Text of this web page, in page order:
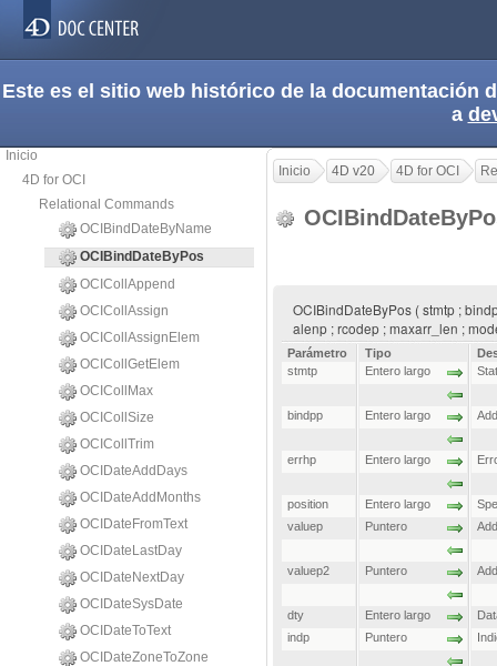
Este es el sitio web histórico de la documentación
a
Inicio
4D for OCI
Relational Commands
OCIBindDateByName
OCIBindDateByPos
OCICollAppend
OCICollAssign
OCICollAssignElem
OCICollGetElem
OCICollMax
OCICollSize
OCICollTrim
OCIDateAddDays
OCIDateAddMonths
OCIDateFromText
OCIDateLastDay
OCIDateNextDay
OCIDateSysDate
OCIDateToText
OCIDateZoneToZone
Inicio 4D v20 4D for OCI
OCIBindDateByPos ( stmtp ;
alenp ; rcodep ; maxarr_len ;
Parámetro Tipo
stmtp
Entero largo
bindpp Entero largo
errhp Entero largo
position Entero largo
valuep
Puntero
valuep2 Puntero
dty Entero largo
indp
Puntero